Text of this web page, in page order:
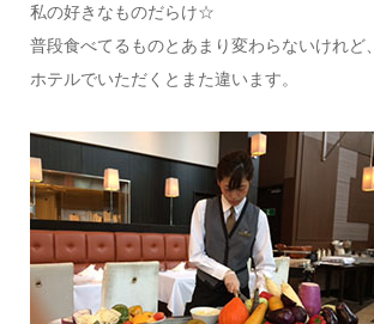
私の好きなものだらけ☆
普段食べてるものとあまり変わらないけれど、
ホテルでいただくとまた違います。